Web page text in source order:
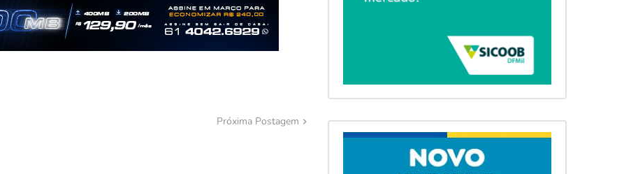
Próxima Postagem